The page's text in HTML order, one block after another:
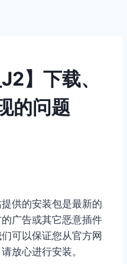
】下载、
的问题
供的安装包是最新的
广告或其它恶意插件
可以保证您从官方网
放心进行安装。